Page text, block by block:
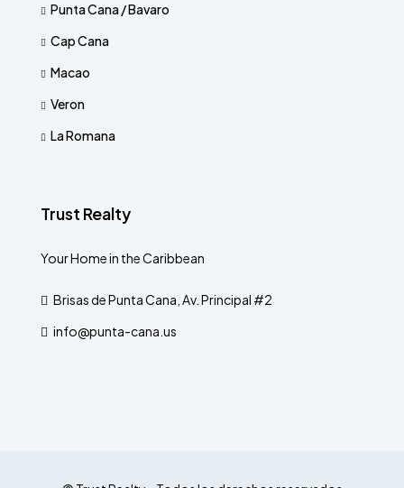
Punta Cana / Bavaro
Cap Cana
Macao
Veron
La Romana
Trust Realty
Your Home in the Caribbean
Brisas de Punta Cana, Av. Principal #2
info@punta-cana.us